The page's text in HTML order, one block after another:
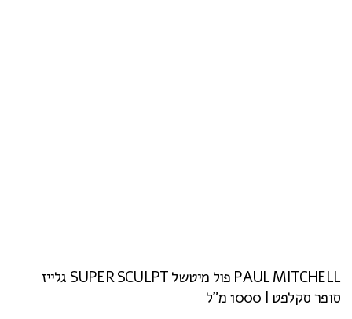
PAUL MITCHELL פול מיטשל SUPER SCULPT גלייז
סופר סקלפט | 1000 מ"ל